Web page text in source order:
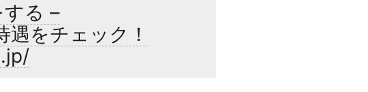
る –
遇をチェック！